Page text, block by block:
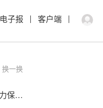
电子报 客户端
换一换
迈入;行业TOP15，稳健经营助力保利置业逆势崛起